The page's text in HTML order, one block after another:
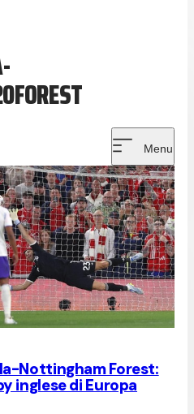
Menu
Nottingham Forest:
inglese di Europa